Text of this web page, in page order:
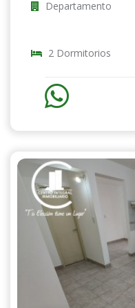
Departamento
2 Dormitorios